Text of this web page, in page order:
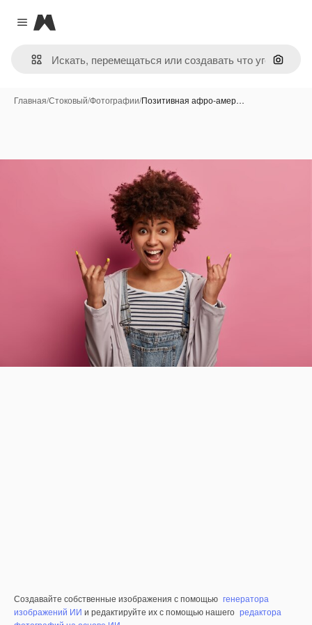
Close menu
Magnific
Поиск
Главная/Стоковый/Фотографии/Позитивная афро-амер…
Создавайте собственные изображения с помощью генератора
изображений ИИ и редактируйте их с помощью нашего редактора